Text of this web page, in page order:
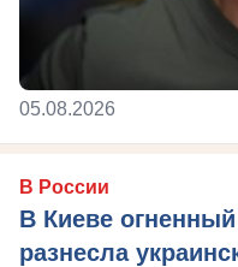
05.08.2026
В России
В Киеве
разнесла